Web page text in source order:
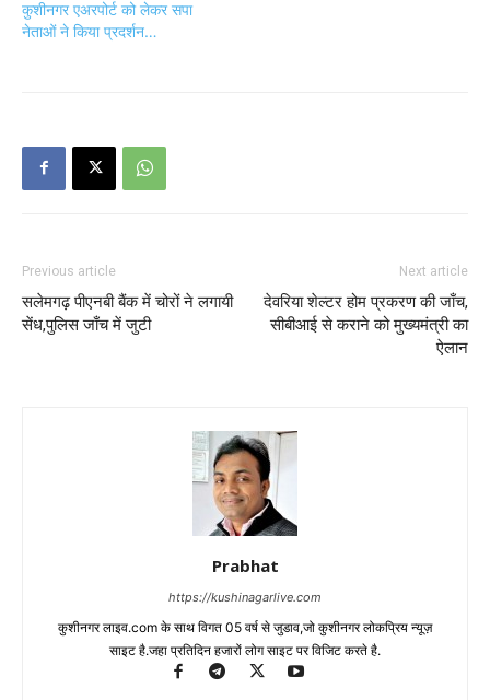
कुशीनगर एअरपोर्ट को लेकर सपा
नेताओं ने किया प्रदर्शन…
Previous article
सलेमगढ़ पीएनबी बैंक में चोरों ने लगायी
सेंध,पुलिस जाँच में जुटी
Next article
देवरिया शेल्टर होम प्रकरण की जाँच,
सीबीआई से कराने को मुख्यमंत्री का
ऐलान
Prabhat
https://kushinagarlive.com
कुशीनगर लाइव.com के साथ विगत 05 वर्ष से जुडाव,जो कुशीनगर लोकप्रिय न्यूज़
साइट है.जहा प्रतिदिन हजारों लोग साइट पर विजिट करते है.